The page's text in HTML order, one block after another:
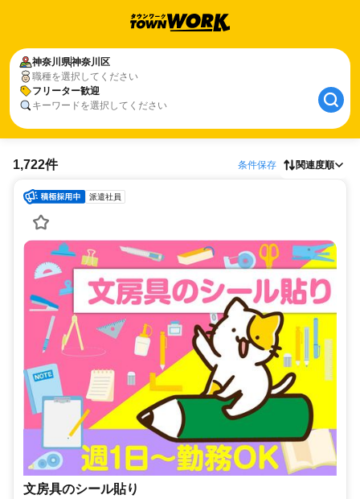
神奈川県神奈川区
職種を選択してください
フリーター歓迎
キーワードを選択してください
1,722件 条件保存 関連度順
派遣社員
文房具のシール貼り